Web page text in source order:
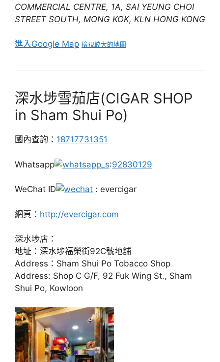
COMMERCIAL CENTRE, 1A, SAI YEUNG CHOI
STREET SOUTH, MONG KOK, KLN HONG KONG
進入Google Map 檢視較大的地圖
深水埗雪茄店(CIGAR SHOP
in Sham Shui Po)
國內查詢： 18717731351
Whatsapp :92830129
WeChat ID : evercigar
網頁： http://evercigar.com
深水埗店：
地址：深水埗福榮街92C號地舖
Address：Sham Shui Po Tobacco Shop
Address: Shop C G/F, 92 Fuk Wing St., Sham
Shui Po, Kowloon